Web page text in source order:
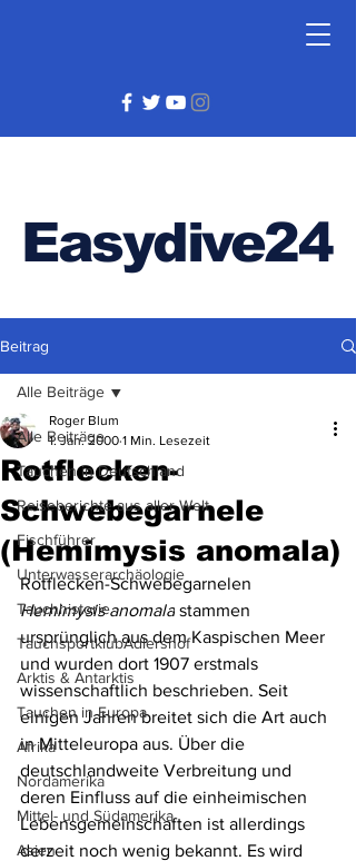
Easydive24
Beitrag
Alle Beiträge
Tauchen in Deutschland
Reiseberichte aus aller Welt
Fischführer
Unterwasserarchäologie
Tauchhistorie
TauchsportklubAdlershof
Arktis & Antarktis
Tauchen in Europa
Afrika
Nordamerika
Mittel- und Südamerika
Asien
Alle Beiträge
Rotflecken-
Schwebegarnele
(Hemimysis anomala)
Roger Blum
1. Jan. 2000 1 Min. Lesezeit
Rotflecken-Schwebegarnelen
Hemimysis anomala stammen
ursprünglich aus dem Kaspischen Meer
und wurden dort 1907 erstmals
wissenschaftlich beschrieben. Seit
einigen Jahren breitet sich die Art auch
in Mitteleuropa aus. Über die
deutschlandweite Verbreitung und
deren Einfluss auf die einheimischen
Lebensgemeinschaften ist allerdings
derzeit noch wenig bekannt. Es wird